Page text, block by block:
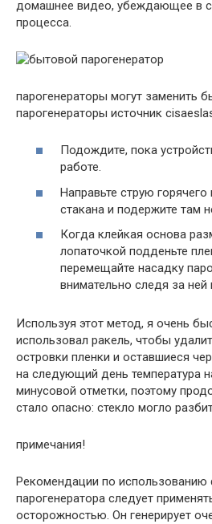
домашнее видео, убеждающее в
процесса.
парогенераторы могут заменить
парогенераторы источник
Подождите, пока
работе.
Направьте струю
стакана и подержите там
Когда клейкая основа
лопаточкой подденьте
перемещайте насадку
внимательно следя за ней
Используя этот метод, я очень
использовал ракель, чтобы
островки пленки и оставшиеся
на следующий день температура
минусовой отметки, поэтому
стало опасно: стекло могло
примечания!
Рекомендации по использованию
парогенератора следует
осторожностью. Он генерирует